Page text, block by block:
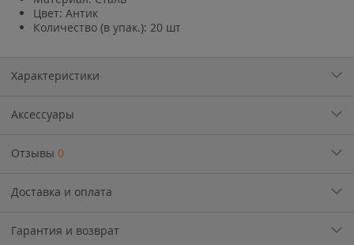
Цвет: Антик
Количество (в упак.): 20 шт
Характеристики
Аксессуары
Отзывы 0
Доставка и оплата
Гарантия и возврат